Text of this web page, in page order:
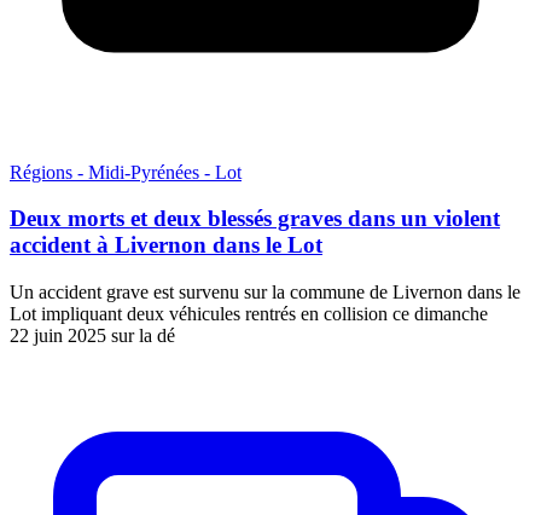
Régions - Midi-Pyrénées - Lot
Deux morts et deux blessés graves dans un violent
accident à Livernon dans le Lot
Un accident grave est survenu sur la commune de Livernon dans le
Lot impliquant deux véhicules rentrés en collision ce dimanche
22 juin 2025 sur la dé